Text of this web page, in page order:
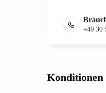
+49 30
Konditionen